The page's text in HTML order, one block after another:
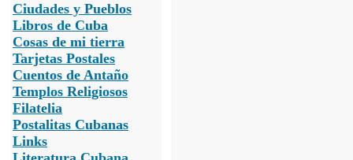
Ciudades y Pueblos
Libros de Cuba
Cosas de mi tierra
Tarjetas Postales
Cuentos de Antaño
Templos Religiosos
Filatelia
Postalitas Cubanas
Links